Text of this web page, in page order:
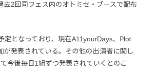
去2回同フェス内のオトミセ・ブースで配布
定となっており、現在A11yourDays、Plot
発表されている。その他の出演者に関し
今後毎日1組ずつ発表されていくとのこ